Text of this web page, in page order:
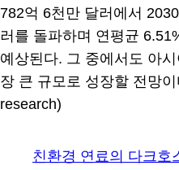
782억 6천만 달러에서
러를 돌파하며 연평균
예상된다. 그 중에서도 아
장 큰 규모로 성장할 전망
research)
친환경 연료의 다크호